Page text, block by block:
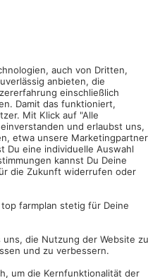
Laufenden!
hilfreiche Anleitungen!
-